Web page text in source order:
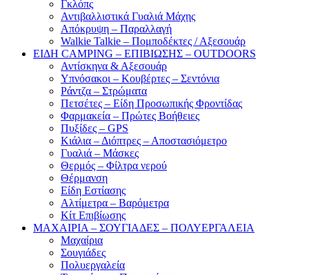
Γκλόπς
Αντιβαλλιστικά Γυαλιά Μάχης
Απόκρυψη – Παραλλαγή
Walkie Talkie – Πομποδέκτες / Αξεσουάρ
ΕΙΔΗ CAMPING – ΕΠΙΒΙΩΣΗΣ – OUTDOORS
Αντίσκηνα & Αξεσουάρ
Υπνόσακοι – Κουβέρτες – Σεντόνια
Ράντζα – Στρώματα
Πετσέτες – Είδη Προσωπικής Φροντίδας
Φαρμακεία – Πρώτες Βοήθειες
Πυξίδες – GPS
Κιάλια – Διόπτρες – Αποστασιόμετρο
Γυαλιά – Μάσκες
Θερμός – Φίλτρα νερού
Θέρμανση
Είδη Εστίασης
Αλτίμετρα – Βαρόμετρα
Κίτ Επιβίωσης
ΜΑΧΑΙΡΙΑ – ΣΟΥΓΙΑΔΕΣ – ΠΟΛΥΕΡΓΑΛΕΙΑ
Μαχαίρια
Σουγιάδες
Πολυεργαλεία